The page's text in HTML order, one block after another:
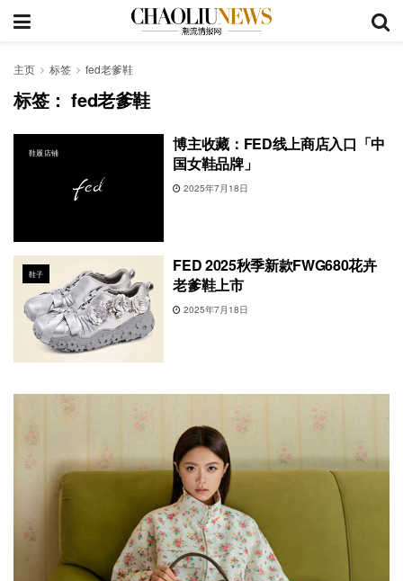
主页 标签 fed老爹鞋
标签：fed老爹鞋
鞋履店铺
博主收藏：FED线上商店入口「中
国女鞋品牌」
2025年7月18日
鞋子
FED 2025秋季新款FWG680花卉
老爹鞋上市
2025年7月18日